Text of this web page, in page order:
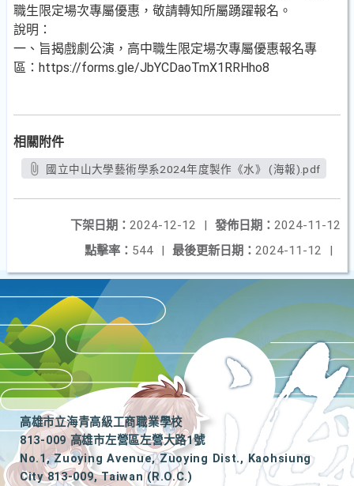
職生限定場次專屬優惠，敬請轉知所屬踴躍報名。
說明：
一、旨揭戲劇公演，高中職生限定場次專屬優惠報名專
區：https://forms.gle/JbYCDaoTmX1RRHho8
相關附件
國立中山大學藝術學系2024年度製作《水》 (海報).pdf
發佈日期： 2024-11-12
下架日期： 2024-12-12
|
最後更新日期： 2024-11-12 |
點擊率： 544 |
高雄市立海青高級工商職業學校
813-009 高雄市左營區左營大路1號
No.1, Zuoying Avenue, Zuoying Dist., Kaohsiung
City 813-009, Taiwan (R.O.C.)